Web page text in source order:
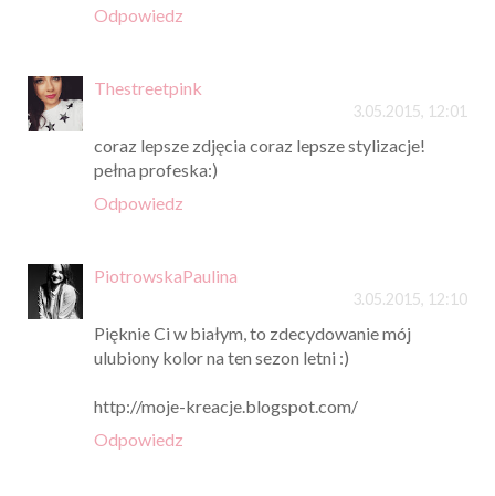
Odpowiedz
Thestreetpink
3.05.2015, 12:01
coraz lepsze zdjęcia coraz lepsze stylizacje!
pełna profeska:)
Odpowiedz
PiotrowskaPaulina
3.05.2015, 12:10
Pięknie Ci w białym, to zdecydowanie mój
ulubiony kolor na ten sezon letni :)
http://moje-kreacje.blogspot.com/
Odpowiedz